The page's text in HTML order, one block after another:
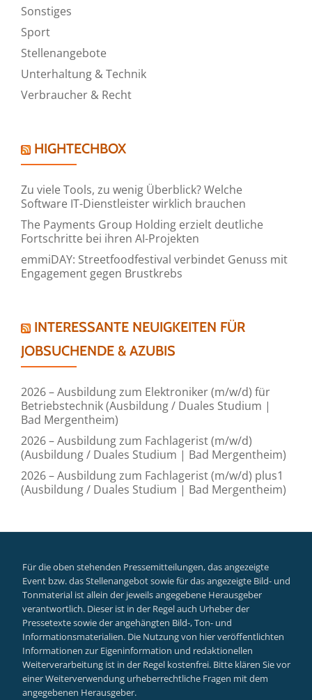
Sonstiges
Sport
Stellenangebote
Unterhaltung & Technik
Verbraucher & Recht
HIGHTECHBOX
Zu viele Tools, zu wenig Überblick? Welche
Software IT-Dienstleister wirklich brauchen
The Payments Group Holding erzielt deutliche
Fortschritte bei ihren AI-Projekten
emmiDAY: Streetfoodfestival verbindet Genuss mit
Engagement gegen Brustkrebs
INTERESSANTE NEUIGKEITEN FÜR
JOBSUCHENDE & AZUBIS
2026 – Ausbildung zum Elektroniker (m/w/d) für
Betriebstechnik (Ausbildung / Duales Studium |
Bad Mergentheim)
2026 – Ausbildung zum Fachlagerist (m/w/d)
(Ausbildung / Duales Studium | Bad Mergentheim)
2026 – Ausbildung zum Fachlagerist (m/w/d) plus1
(Ausbildung / Duales Studium | Bad Mergentheim)
Für die oben stehenden Pressemitteilungen, das angezeigte
Event bzw. das Stellenangebot sowie für das angezeigte Bild- und
Tonmaterial ist allein der jeweils angegebene Herausgeber
verantwortlich. Dieser ist in der Regel auch Urheber der
Pressetexte sowie der angehängten Bild-, Ton- und
Informationsmaterialien. Die Nutzung von hier veröffentlichten
Informationen zur Eigeninformation und redaktionellen
Weiterverarbeitung ist in der Regel kostenfrei. Bitte klären Sie vor
einer Weiterverwendung urheberrechtliche Fragen mit dem
angegebenen Herausgeber.